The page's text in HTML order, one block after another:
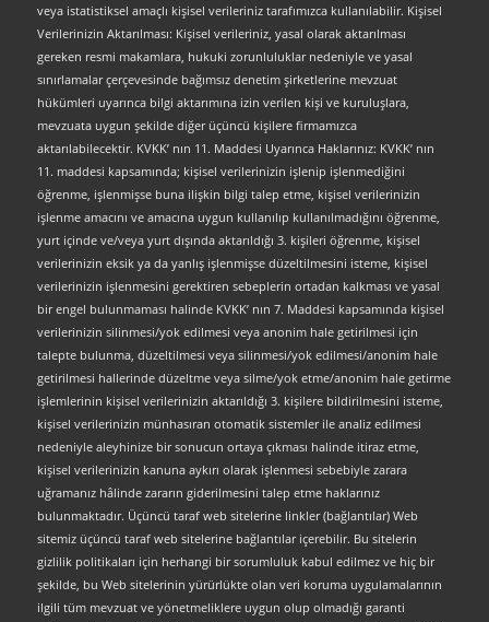
veya istatistiksel amaçlı kişisel verileriniz tarafımızca kullanılabilir. Kişisel
Verilerinizin Aktarılması: Kişisel verileriniz, yasal olarak aktarılması
gereken resmi makamlara, hukuki zorunluluklar nedeniyle ve yasal
sınırlamalar çerçevesinde bağımsız denetim şirketlerine mevzuat
hükümleri uyarınca bilgi aktarımına izin verilen kişi ve kuruluşlara,
mevzuata uygun şekilde diğer üçüncü kişilere firmamızca
aktarılabilecektir. KVKK’ nın 11. Maddesi Uyarınca Haklarınız: KVKK’ nın
11. maddesi kapsamında; kişisel verilerinizin işlenip işlenmediğini
öğrenme, işlenmişse buna ilişkin bilgi talep etme, kişisel verilerinizin
işlenme amacını ve amacına uygun kullanılıp kullanılmadığını öğrenme,
yurt içinde ve/veya yurt dışında aktarıldığı 3. kişileri öğrenme, kişisel
verilerinizin eksik ya da yanlış işlenmişse düzeltilmesini isteme, kişisel
verilerinizin işlenmesini gerektiren sebeplerin ortadan kalkması ve yasal
bir engel bulunmaması halinde KVKK’ nın 7. Maddesi kapsamında kişisel
verilerinizin silinmesi/yok edilmesi veya anonim hale getirilmesi için
talepte bulunma, düzeltilmesi veya silinmesi/yok edilmesi/anonim hale
getirilmesi hallerinde düzeltme veya silme/yok etme/anonim hale getirme
işlemlerinin kişisel verilerinizin aktarıldığı 3. kişilere bildirilmesini isteme,
kişisel verilerinizin münhasıran otomatik sistemler ile analiz edilmesi
nedeniyle aleyhinize bir sonucun ortaya çıkması halinde itiraz etme,
kişisel verilerinizin kanuna aykırı olarak işlenmesi sebebiyle zarara
uğramanız hâlinde zararın giderilmesini talep etme haklarınız
bulunmaktadır. Üçüncü taraf web sitelerine linkler (bağlantılar) Web
sitemiz üçüncü taraf web sitelerine bağlantılar içerebilir. Bu sitelerin
gizlilik politikaları için herhangi bir sorumluluk kabul edilmez ve hiç bir
şekilde, bu Web sitelerinin yürürlükte olan veri koruma uygulamalarının
ilgili tüm mevzuat ve yönetmeliklere uygun olup olmadığı garanti